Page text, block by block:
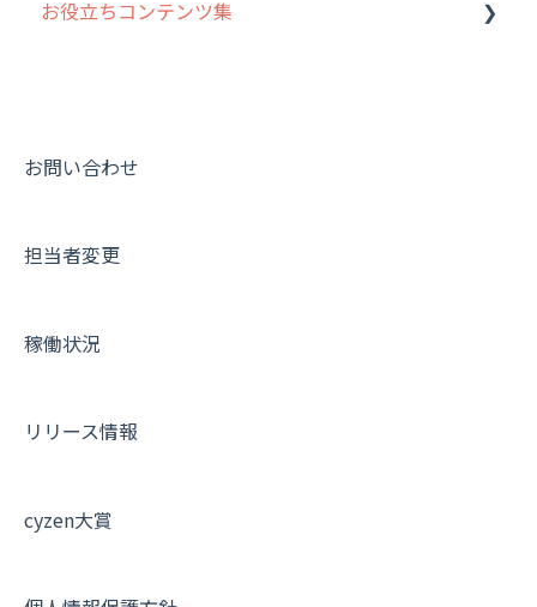
ルート自動記録 について
報告書について
メンバー画面について
その他よくある質問
お役立ちコンテンツ集
動画集：共通
お問い合わせ
担当者変更
稼働状況
リリース情報
cyzen大賞